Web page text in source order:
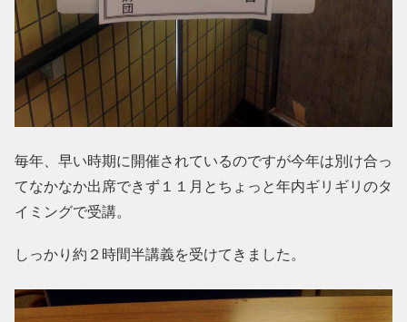
毎年、早い時期に開催されているのですが今年は別け合っ
てなかなか出席できず１１月とちょっと年内ギリギリのタ
イミングで受講。
しっかり約２時間半講義を受けてきました。